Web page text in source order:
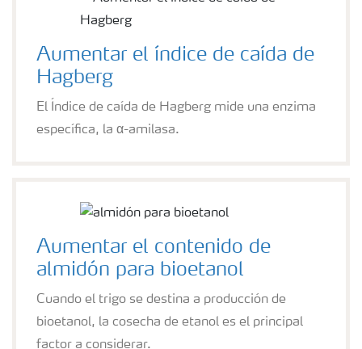
Aumentar el índice de caída de
Hagberg
El Índice de caída de Hagberg mide una enzima
específica, la α-amilasa.
Aumentar el contenido de
almidón para bioetanol
Cuando el trigo se destina a producción de
bioetanol, la cosecha de etanol es el principal
factor a considerar.